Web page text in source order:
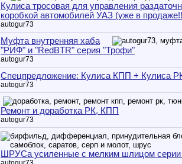
Кулиса тросовая для управления
коробкой автомобилей УАЗ (уже в
autogur73
Муфта внутренняя хаба
"РИФ" и "RedBTR" серия "Трофи"
autogur73
Спецпредложение: Кулиса КПП + Кулиса
autogur73
Ремонт и доработка РК, КПП
autogur73
ШРУСа усиленные с мелким шлицом